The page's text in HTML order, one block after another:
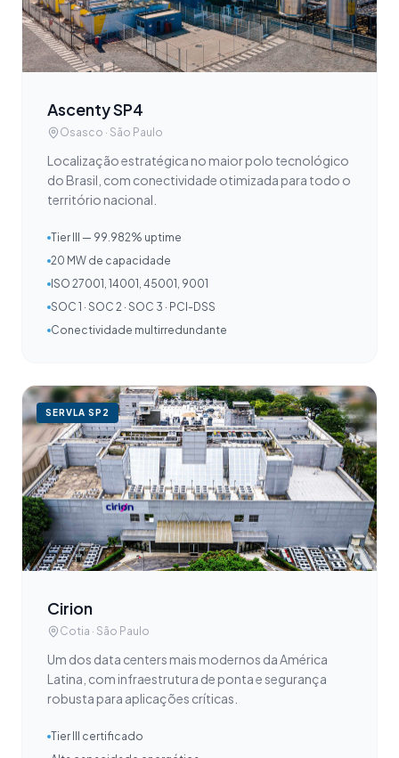
Ascenty SP4
Osasco · São Paulo
Localização estratégica no maior polo tecnológico
do Brasil, com conectividade otimizada para todo o
território nacional.
Tier III — 99.982% uptime
20 MW de capacidade
ISO 27001, 14001, 45001, 9001
SOC 1 · SOC 2 · SOC 3 · PCI-DSS
Conectividade multirredundante
SERVLA SP2
Cirion
Cotia · São Paulo
Um dos data centers mais modernos da América
Latina, com infraestrutura de ponta e segurança
robusta para aplicações críticas.
Tier III certificado